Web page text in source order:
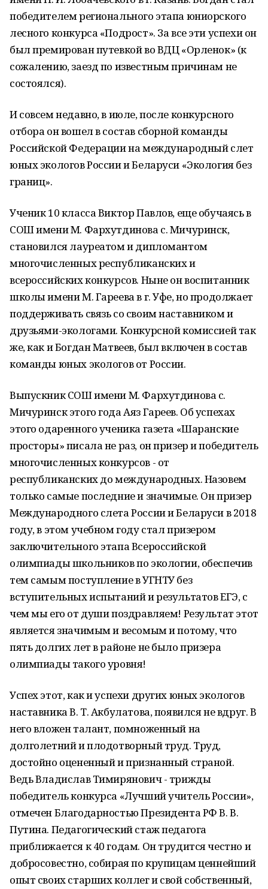
победителем регионального этапа юниорского
лесного конкурса «Подрост». За все эти успехи он
был премирован путевкой во ВДЦ «Орленок» (к
сожалению, заезд по известным причинам не
состоялся).
И совсем недавно, в июле, после конкурсного
отбора он вошел в состав сборной команды
Российской Федерации на международный слет
юных экологов России и Беларуси «Экология без
границ».
Ученик 10 класса Виктор Павлов, еще обучаясь в
СОШ имени М. Фархутдинова с. Мичуринск,
становился лауреатом и дипломантом
многочисленных республиканских и
всероссийских конкурсов. Ныне он воспитанник
школы имени М. Гареева в г. Уфе, но продолжает
поддерживать связь со своим наставником и
друзьями-экологами. Конкурсной комиссией так
же, как и Богдан Матвеев, был включен в состав
команды юных экологов от России.
Выпускник СОШ имени М. Фархутдинова с.
Мичуринск этого года Аяз Гареев. Об успехах
этого одаренного ученика газета «Шаранские
просторы» писала не раз, он призер и победитель
многочисленных конкурсов - от
республиканских до международных. Назовем
только самые последние и значимые. Он призер
Международного слета России и Беларуси в 2018
году, в этом учебном году стал призером
заключительного этапа Всероссийской
олимпиады школьников по экологии, обеспечив
тем самым поступление в УГНТУ без
вступительных испытаний и результатов ЕГЭ, с
чем мы его от души поздравляем! Результат этот
является значимым и весомым и потому, что
пять долгих лет в районе не было призера
олимпиады такого уровня!
Успех этот, как и успехи других юных экологов
наставника В. Т. Акбулатова, появился не вдруг. В
него вложен талант, помноженный на
долголетний и плодотворный труд. Труд,
достойно оцененный и признанный страной.
Ведь Владислав Тимирянович - трижды
победитель конкурса «Лучший учитель России»,
отмечен Благодарностью Президента РФ В. В.
Путина. Педагогический стаж педагога
приближается к 40 годам. Он трудится честно и
добросовестно, собирая по крупицам ценнейший
опыт своих старших коллег и свой собственный,